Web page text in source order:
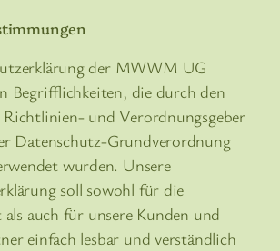
der MWWM UG
Begrifflichkeiten, die durch den
Richtlinien- und Verordnungsgeber
Datenschutz-Grundverordnung
wurden. Unsere
soll sowohl für die
auch für unsere Kunden und
einfach lesbar und verständlich